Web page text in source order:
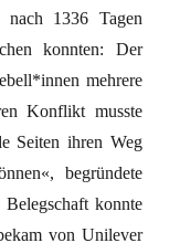
nach 1336 Tagen
konnten: Der
mehrere
Konflikt musste
Seiten ihren Weg
begründete
konnte
von Unilever